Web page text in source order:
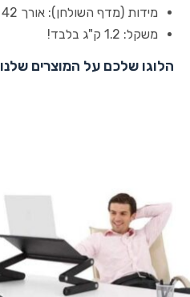
מידות (מדף השולחן): אורך 42 ס"מ, רוחב 26 ס"מ
משקל: 1.2 ק"ג בלבד!
הלוגו שלכם על המוצרים שלנו